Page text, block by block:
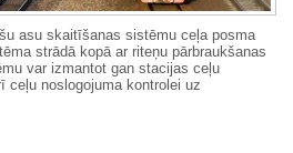
asu skaitīšanas sistēmu ceļa posma
strādā kopā ar riteņu pārbraukšanas
var izmantot gan stacijas ceļu
ceļu noslogojuma kontrolei uz